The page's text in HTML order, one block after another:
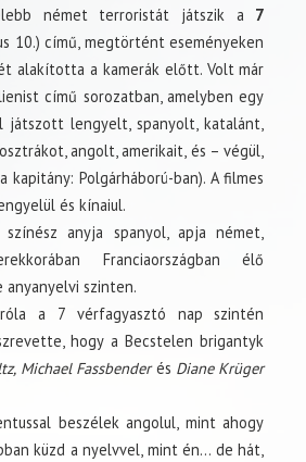
német terroristát játszik a 7
10.) című, megtörtént eseményeken
alakította a kamerák előtt. Volt már
című sorozatban, amelyben egy
játszott lengyelt, spanyolt, katalánt,
angolt, amerikait, és – végül,
Polgárháború-ban). A filmes
és kínaiul.
anyja spanyol, apja német,
Franciaországban élő
szinten.
a 7 vérfagyasztó nap szintén
hogy a Becstelen brigantyk
Michael Fassbenderés Diane Krüger
beszélek angolul, mint ahogy
küzd a nyelvvel, mint én… de hát,